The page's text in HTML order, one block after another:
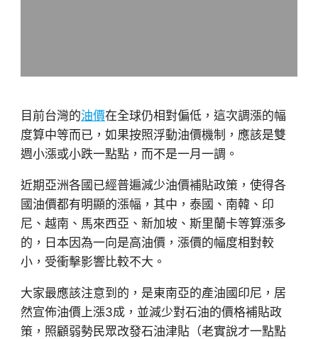
目前台灣的油價在全球仍相對偏低，這次調漲的幅
度算中等而已，如果按照浮動油價機制，應該是雙
週小漲或小跌一點點，而不是一月一調。
近期亞洲各國已經普遍減少油價補貼政策，使得各
國油價都有明顯的漲幅，其中，泰國、南韓、印
尼、越南、馬來西亞、新加坡、斯里蘭卡等算漲多
的，日本因為一向是高油價，漲價的幅度相對較
小，受衝擊影響比較不大。
大家最應該注意到的，是東南亞的產油國印尼，居
然宣佈油價上漲3成，並減少對石油的價格補貼政
策，照顧弱勢民眾改發石油津貼（老實說才一點點